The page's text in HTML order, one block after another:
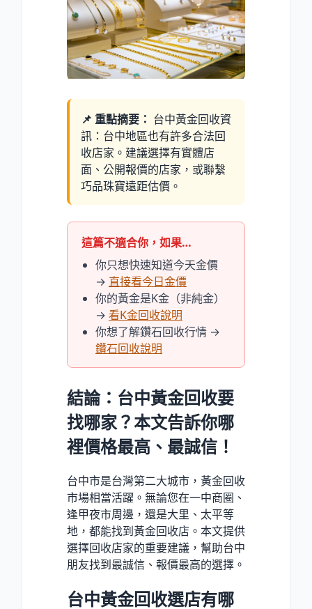
📌 重點摘要： 台中黃金回收資
訊：台中地區也有許多合法回
收店家。建議選擇有實體店
面、公開報價的店家，或聯繫
巧品珠寶遠距估價。
這篇不適合你，如果…
你只想快速知道今天金價
→ 直接看今日金價
你的黃金是K金（非純金）
→ 看K金回收說明
你想了解鑽石回收行情 →
鑽石回收說明
結論：台中黃金回收要
找哪家？本文告訴你哪
裡價格最高、最誠信！
台中市是台灣第二大城市，黃金回收
市場相當活躍。無論您在一中商圈、
逢甲夜市周邊，還是大里、太平等
地，都能找到黃金回收店。本文提供
選擇回收店家的重要建議，幫助台中
朋友找到最誠信、報價最高的選擇。
台中黃金回收選店有哪